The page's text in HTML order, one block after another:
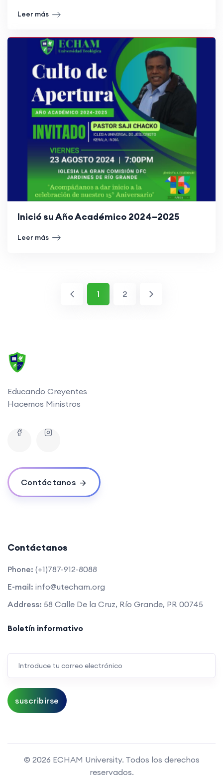
Leer más
Inició su Año Académico 2024–2025
Leer más
1 2
Educando Creyentes
Hacemos Ministros
Contáctanos
Contáctanos
Phone: (+1)787-912-8088
E-mail: info@utecham.org
Address: 58 Calle De la Cruz, Río Grande, PR 00745
Boletín informativo
suscribirse
© 2026 ECHAM University. Todos los derechos
reservados.